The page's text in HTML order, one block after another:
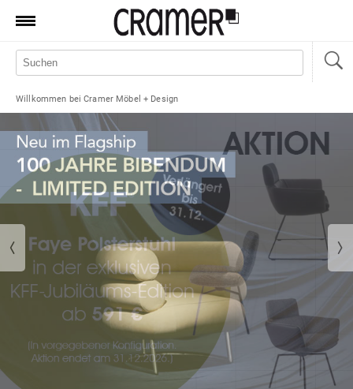
Produkte
Manufaktur
Aktionen
News
Sale
Standorte
Service
Jobs
Willkommen bei Cramer Möbel + Design